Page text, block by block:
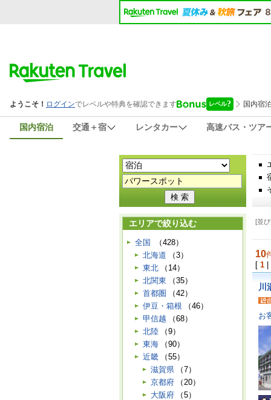
国内宿泊 交通＋宿 レンタカー 高速バス・ツア
エリアで絞り込む
全国
（428）
北海道
（3）
東北
（14）
北関東
（35）
首都圏
（42）
伊豆・箱根
（46）
甲信越
（68）
北陸
（9）
東海
（90）
近畿
（55）
滋賀県
（7）
京都府
（20）
大阪府
（5）
[並
10
[ 1
川
お